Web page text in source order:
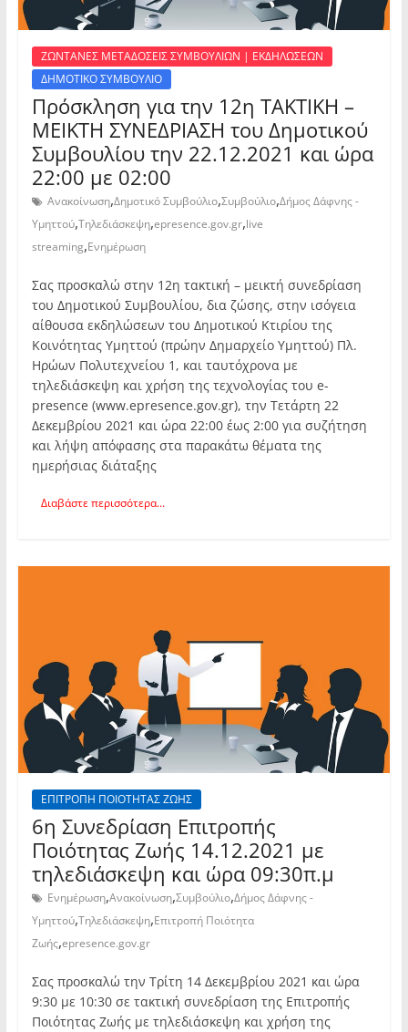
ΖΩΝΤΑΝΕΣ ΜΕΤΑΔΟΣΕΙΣ ΣΥΜΒΟΥΛΙΩΝ | ΕΚΔΗΛΩΣΕΩΝ
ΔΗΜΟΤΙΚΟ ΣΥΜΒΟΥΛΙΟ
Πρόσκληση για την 12η ΤΑΚΤΙΚΗ –
ΜΕΙΚΤΗ ΣΥΝΕΔΡΙΑΣΗ του Δημοτικού
Συμβουλίου την 22.12.2021 και ώρα
22:00 με 02:00
Ανακοίνωση,Δημοτικό Συμβούλιο,Συμβούλιο,Δήμος Δάφνης -
Υμηττού,Τηλεδιάσκεψη,epresence.gov.gr,live
streaming,Ενημέρωση
Σας προσκαλώ στην 12η τακτική – μεικτή συνεδρίαση
του Δημοτικού Συμβουλίου, δια ζώσης, στην ισόγεια
αίθουσα εκδηλώσεων του Δημοτικού Κτιρίου της
Κοινότητας Υμηττού (πρώην Δημαρχείο Υμηττού) Πλ.
Ηρώων Πολυτεχνείου 1, και ταυτόχρονα με
τηλεδιάσκεψη και χρήση της τεχνολογίας του e-
presence (www.epresence.gov.gr), την Τετάρτη 22
Δεκεμβρίου 2021 και ώρα 22:00 έως 2:00 για συζήτηση
και λήψη απόφασης στα παρακάτω θέματα της
ημερήσιας διάταξης
Διαβάστε περισσότερα...
ΕΠΙΤΡΟΠΗ ΠΟΙΟΤΗΤΑΣ ΖΩΗΣ
6η Συνεδρίαση Επιτροπής
Ποιότητας Ζωής 14.12.2021 με
τηλεδιάσκεψη και ώρα 09:30π.μ
Ενημέρωση,Ανακοίνωση,Συμβούλιο,Δήμος Δάφνης -
Υμηττού,Τηλεδιάσκεψη,Επιτροπή Ποιότητα
Ζωής,epresence.gov.gr
Σας προσκαλώ την Τρίτη 14 Δεκεμβρίου 2021 και ώρα
9:30 με 10:30 σε τακτική συνεδρίαση της Επιτροπής
Ποιότητας Ζωής με τηλεδιάσκεψη και χρήση της